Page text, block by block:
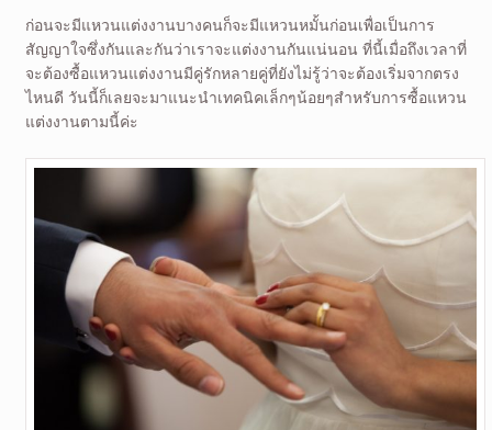
ก่อนจะมีแหวนแต่งงานบางคนก็จะมีแหวนหมั้นก่อนเพื่อเป็นการ
สัญญาใจซึ่งกันและกันว่าเราจะแต่งงานกันแน่นอน ที่นี้เมื่อถึงเวลาที่
จะต้องซื้อแหวนแต่งงานมีคู่รักหลายคู่ที่ยังไม่รู้ว่าจะต้องเริ่มจากตรง
ไหนดี วันนี้ก็เลยจะมาแนะนำเทคนิคเล็กๆน้อยๆสำหรับการซื้อแหวน
แต่งงานตามนี้ค่ะ